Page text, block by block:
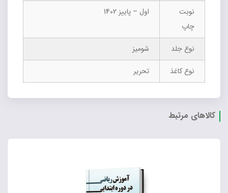
نوبت
چاپ
اول – پاییز 1402
نوع جلد
شومیز
نوع کاغذ
تحریر
کالاهای مرتبط